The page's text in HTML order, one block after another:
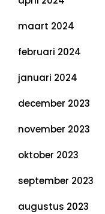
maart 2024
februari 2024
januari 2024
december 2023
november 2023
oktober 2023
september 2023
augustus 2023